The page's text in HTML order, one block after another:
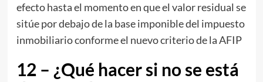
efecto hasta el momento en que el valor residual se
sitúe por debajo de la base imponible del impuesto
inmobiliario conforme el nuevo criterio de la AFIP
12 – ¿Qué hacer si no se está